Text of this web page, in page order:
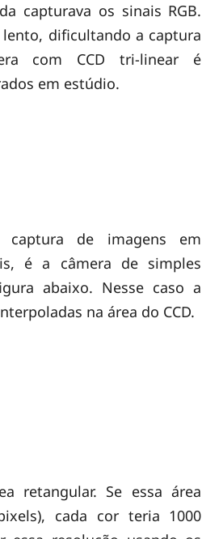
capturava os sinais RGB.
dificultando a captura
com CCD tri-linear é
em estúdio.
de imagens em
é a câmera de simples
abaixo. Nesse caso a
na área do CCD.
retangular. Se essa área
cada cor teria 1000